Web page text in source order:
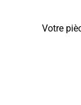
Votre